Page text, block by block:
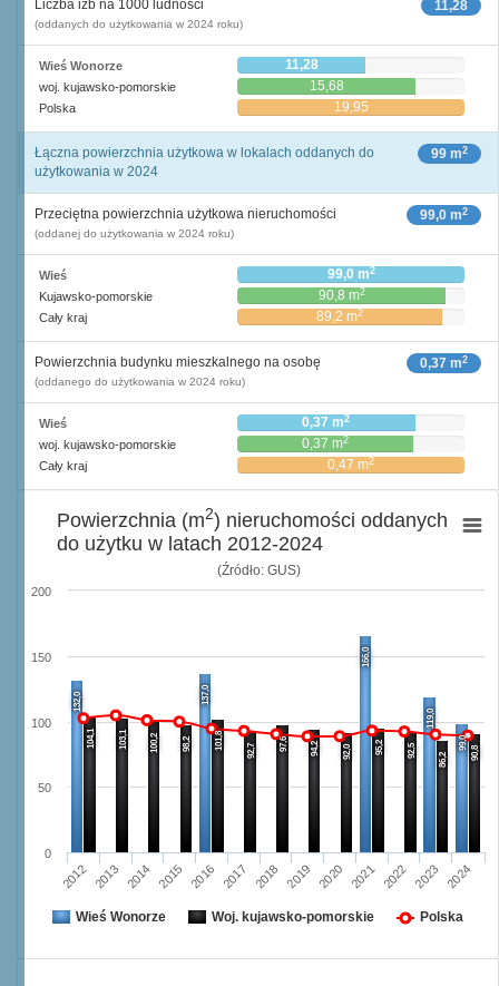
11,28
Liczba izb na 1000 ludności
(oddanych do użytkowania w 2024 roku)
Wieś Wonorze 11,28
woj. kujawsko-pomorskie 15,68
Polska 19,95
99 m2
Łączna powierzchnia użytkowa w lokalach oddanych do
użytkowania w 2024
99,0 m2
Przeciętna powierzchnia użytkowa nieruchomości
(oddanej do użytkowania w 2024 roku)
Wieś 99,0 m2
Kujawsko-pomorskie 90,8 m2
Cały kraj 89,2 m2
0,37 m2
Powierzchnia budynku mieszkalnego na osobę
(oddanego do użytkowania w 2024 roku)
Wieś 0,37 m2
woj. kujawsko-pomorskie 0,37 m2
Cały kraj 0,47 m2
(Źródło: GUS)
132,0 137,0
166,0
119,0
99,0
104,1 103,1 100,2 98,2 101,8 92,7 97,6 94,2 92,0 95,2 92,5
86,2 90,8
2012 2013 2014 2015 2016 2017 2018 2019 2020 2021 2022 2023 2024
0
50
100
150
200
Powierzchnia (m2) nieruchomości oddanych
do użytku w latach 2012-2024
Wieś Wonorze Woj. kujawsko-pomorskie Polska